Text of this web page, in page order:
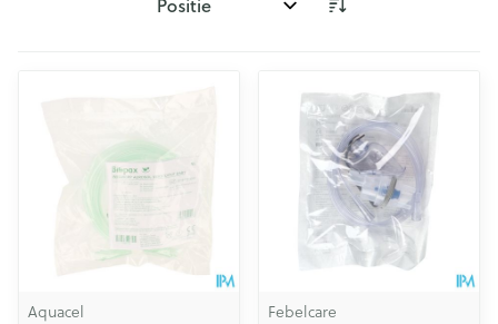
Sorteer op:
Aquacel Febelcare